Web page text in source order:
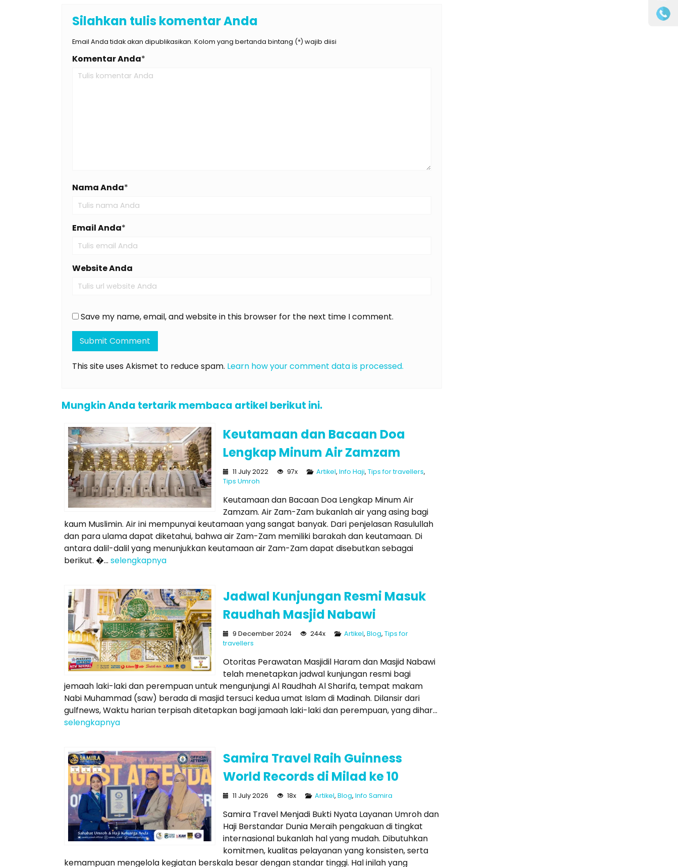
Silahkan tulis komentar Anda
Email Anda tidak akan dipublikasikan. Kolom yang bertanda bintang (*) wajib diisi
Komentar Anda*
Nama Anda*
Email Anda*
Website Anda
Save my name, email, and website in this browser for the next time I comment.
This site uses Akismet to reduce spam. Learn how your comment data is processed.
Mungkin Anda tertarik membaca artikel berikut ini.
Keutamaan dan Bacaan Doa
Lengkap Minum Air Zamzam
11 July 2022 97x Artikel, Info Haji, Tips for travellers,
Tips Umroh
Keutamaan dan Bacaan Doa Lengkap Minum Air
Zamzam. Air Zam-Zam bukanlah air yang asing bagi
kaum Muslimin. Air ini mempunyai keutamaan yang sangat banyak. Dari penjelasan Rasulullah
dan para ulama dapat diketahui, bahwa air Zam-Zam memiliki barakah dan keutamaan. Di
antara dalil-dalil yang menunjukkan keutamaan air Zam-Zam dapat disebutkan sebagai
berikut. �... selengkapnya
Jadwal Kunjungan Resmi Masuk
Raudhah Masjid Nabawi
9 December 2024 244x Artikel, Blog, Tips for
travellers
Otoritas Perawatan Masjidil Haram dan Masjid Nabawi
telah menetapkan jadwal kunjungan resmi bagi
jemaah laki-laki dan perempuan untuk mengunjungi Al Raudhah Al Sharifa, tempat makam
Nabi Muhammad (saw) berada di masjid tersuci kedua umat Islam di Madinah. Dilansir dari
gulfnews, Waktu harian terpisah ditetapkan bagi jamaah laki-laki dan perempuan, yang dihar...
selengkapnya
Samira Travel Raih Guinness
World Records di Milad ke 10
11 July 2026 18x Artikel, Blog, Info Samira
Samira Travel Menjadi Bukti Nyata Layanan Umroh dan
Haji Berstandar Dunia Meraih pengakuan di tingkat
internasional bukanlah hal yang mudah. Dibutuhkan
komitmen, kualitas pelayanan yang konsisten, serta
kemampuan mengelola kegiatan berskala besar dengan standar tinggi. Hal inilah yang